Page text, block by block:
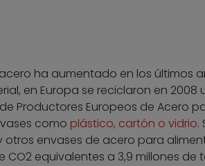
ha aumentado en los últimos
en Europa se reciclaron en 2008
Productores Europeos de Acero
como plástico, cartón o vidrio.
otros envases de acero para
equivalentes a 3,9 millones de